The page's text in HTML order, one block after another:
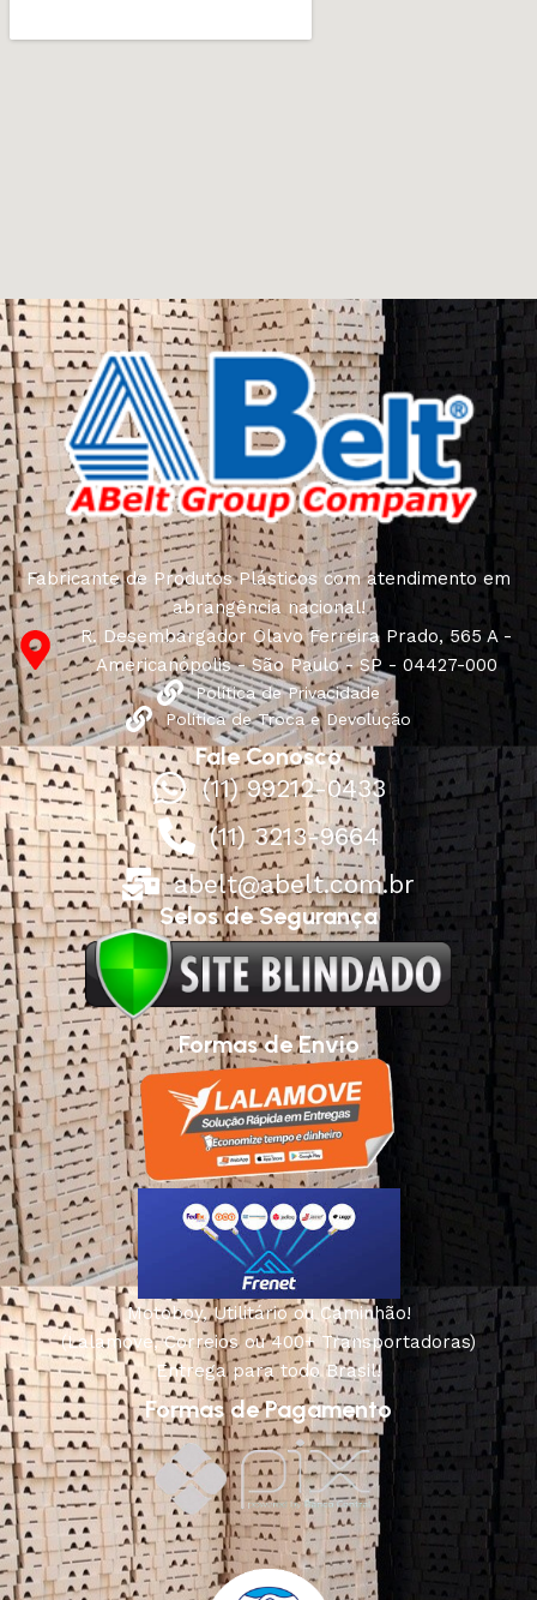
Fabricante de Produtos Plásticos com atendimento em
abrangência nacional!
R. Desembargador Olavo Ferreira Prado, 565 A -
Americanópolis - São Paulo - SP - 04427-000
Política de Privacidade
Política de Troca e Devolução
Fale Conosco
(11) 99212-0433
(11) 3213-9664
abelt@abelt.com.br
Selos de Segurança
Formas de Envio
Motoboy, Utilitário ou Caminhão!
(Lalamove, Correios ou 400+ Transportadoras)
Entrega para todo Brasil!
Formas de Pagamento